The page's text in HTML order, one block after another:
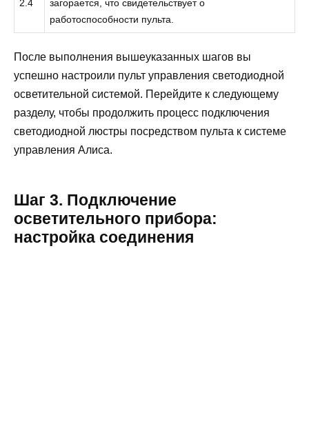
2.4
загорается, что свидетельствует о
работоспособности пульта.
После выполнения вышеуказанных шагов вы
успешно настроили пульт управления светодиодной
осветительной системой. Перейдите к следующему
разделу, чтобы продолжить процесс подключения
светодиодной люстры посредством пульта к системе
управления Алиса.
Шаг 3. Подключение
осветительного прибора:
настройка соединения